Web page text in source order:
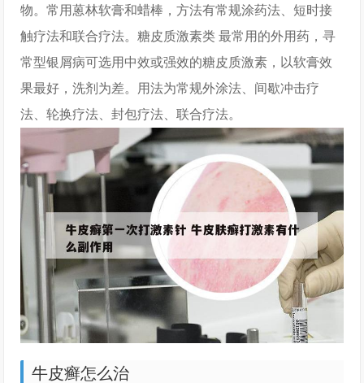
物。常用蒽林软膏和蜡棒，方法有常规涂药法、短时接
触疗法和联合疗法。糖皮质激素类 最常用的外用药，寻
常型银屑病可选用中效或强效的糖皮质激素，以软膏效
果最好，洗剂为差。用法为常规外涂法、间歇冲击疗
法、轮换疗法、封包疗法、联合疗法。
牛皮癣怎么治